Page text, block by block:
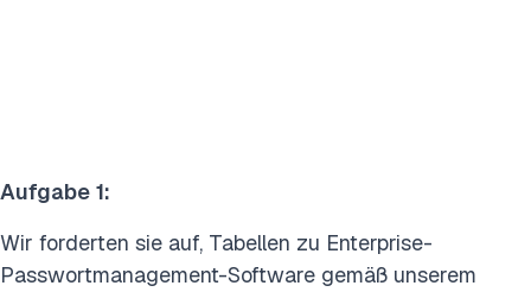
Aufgabe 1:
Wir forderten sie auf, Tabellen zu Enterprise-
Passwortmanagement-Software gemäß unserem